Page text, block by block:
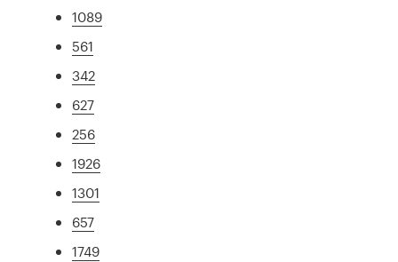
1089
561
342
627
256
1926
1301
657
1749